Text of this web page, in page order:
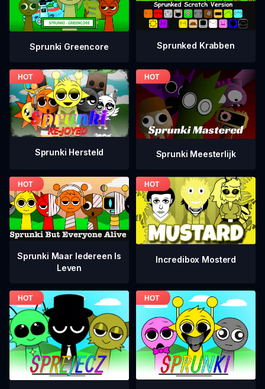
Sprunki Greencore Sprunked Krabben
Sprunki Hersteld Sprunki Meesterlijk
Sprunki Maar Iedereen Is
Leven
Incredibox Mosterd